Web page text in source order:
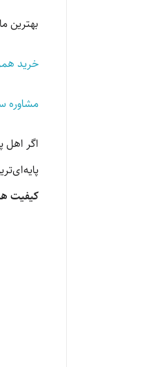
بهترین
خرید
مشاوره
اگر
کیفیت